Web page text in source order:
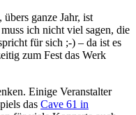
ganze Jahr, ist
ich nicht viel sagen, die
für sich ;-) – da ist es
zum Fest das Werk
Einige Veranstalter
das Cave 61 in